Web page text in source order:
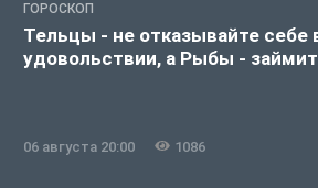
ГОРОСКОП
Тельцы - не отказывайте себе
удовольствии, а Рыбы -
06 августа 20:00 1086